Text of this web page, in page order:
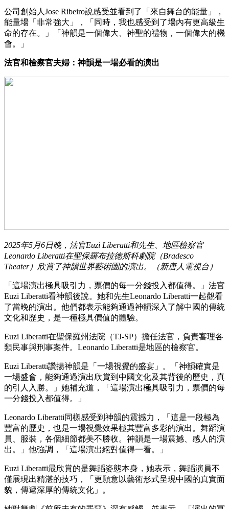
公司創始人Jose Ribeiro說感受並看到了「來自舞台的能量」，
能量場「非常強大」，「同時，我也感受到了場內有更高級生
命的存在。」「神韻是一個偉大、神聖的禮物，一個偉大的機
會。」
法官和檢察官夫婦：神韻是一場必看的演出
2025年5月6日晚，法官Euzi Liberatti和先生、地區檢察官
Leonardo Liberatti在聖保羅布拉德斯科劇院（Bradesco
Theater）欣賞了神韻世界藝術團的演出。（新唐人電視台）
「這場演出極具吸引力，票價的每一分錢投入都值得。」法官
Euzi Liberatti看神韻後說。她和先生Leonardo Liberatti一起觀看
了當晚的演出。他們都表示能夠通過神韻深入了解中國的傳統
文化和歷史，是一種極具價值的體驗。
Euzi Liberatti在聖保羅州法院（TJ-SP）擔任法官，負責審理各
類民事與刑事案件。Leonardo Liberatti是地區的檢察官。
Euzi Liberatti讚揚神韻是「一場視覺的盛宴」。「神韻確實是
一場盛會，能夠通過演出欣賞到中國文化及其背後的歷史，真
的引人入勝。」她補充道，「這場演出極具吸引力，票價的每
一分錢投入都值得。」
Leonardo Liberatti同樣感受到神韻的震撼力，「這是一段極為
豐富的歷史，也是一場視覺效果極其豐富多彩的演出。舞蹈演
員、服裝，各個細節都美不勝收。神韻是一場震撼、感人的演
出。」他強調，「這場演出絕對值得一看。」
Euzi Liberatti最欣賞的是舞蹈姿態本身，她表示，舞蹈演員不
僅展現出精湛的技巧，「更願意以藝術形式呈現中國的真實面
貌，傳遞深厚的傳統文化」。